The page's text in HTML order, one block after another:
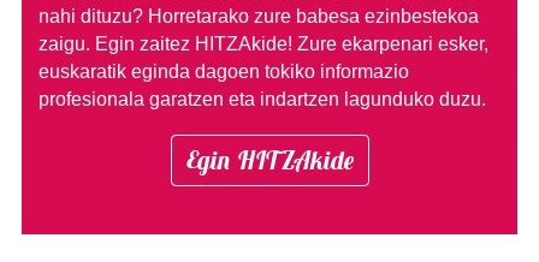
nahi dituzu? Horretarako zure babesa ezinbestekoa
zaigu. Egin zaitez HITZAkide! Zure ekarpenari esker,
euskaratik eginda dagoen tokiko informazio
profesionala garatzen eta indartzen lagunduko duzu.
Egin HITZAkide